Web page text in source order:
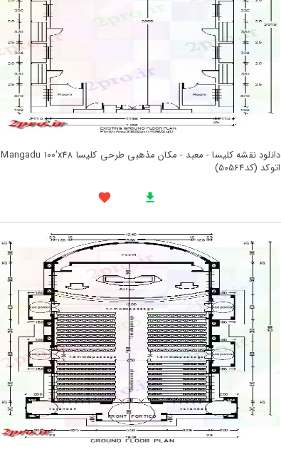
دانلود نقشه کلیسا - معبد - مکان مذهبی طرحی کلیسا Mangadu 100'x48
اتوکد (کد50564)